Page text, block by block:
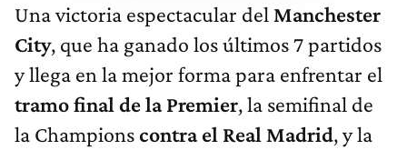
Una victoria espectacular del Manchester
City, que ha ganado los últimos 7 partidos
y llega en la mejor forma para enfrentar el
tramo final de la Premier, la semifinal de
la Championscontra el Real Madrid, y la